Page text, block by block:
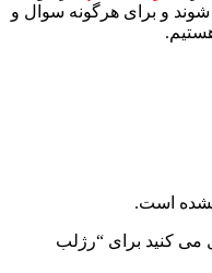
و برای هرگونه سوال و
است.
می کنید برای “رژلب